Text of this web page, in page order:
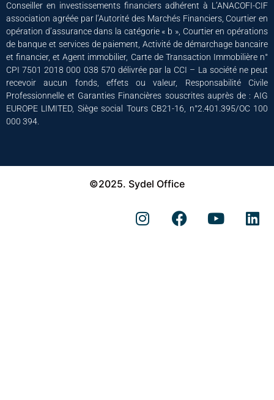
Conseiller en investissements financiers adhérent à L’ANACOFI-CIF
association agréée par l’Autorité des Marchés Financiers, Courtier en
opération d’assurance dans la catégorie « b », Courtier en opérations
de banque et services de paiement, Activité de démarchage bancaire
et financier, et Agent immobilier, Carte de Transaction Immobilière n°
CPI 7501 2018 000 038 570 délivrée par la CCI – La société ne peut
recevoir aucun fonds, effets ou valeur, Responsabilité Civile
Professionnelle et Garanties Financières souscrites auprès de : AIG
EUROPE LIMITED, Siège social Tours CB21-16, n°2.401.395/OC 100
000 394.
©2025. Sydel Office